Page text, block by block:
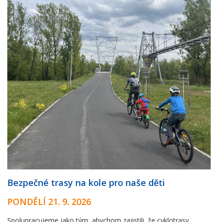
Bezpečné trasy na kole pro naše děti
PONDĚLÍ 21. 9. 2026